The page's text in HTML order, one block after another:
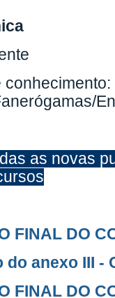
as novas
FINAL DO
do anexo III -
FINAL DO